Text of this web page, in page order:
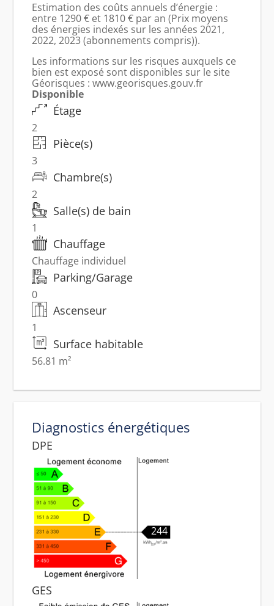
Estimation des coûts annuels d’énergie :
entre 1290 € et 1810 € par an (Prix moyens
des énergies indexés sur les années 2021,
2022, 2023 (abonnements compris)).
Les informations sur les risques auxquels ce
bien est exposé sont disponibles sur le site
Géorisques : www.georisques.gouv.fr
Disponible
Étage
2
Pièce(s)
3
Chambre(s)
2
Salle(s) de bain
1
Chauffage
Chauffage individuel
Parking/Garage
0
Ascenseur
1
Surface habitable
56.81 m²
Diagnostics énergétiques
DPE
244
GES